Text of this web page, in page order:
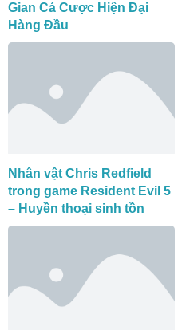
Gian Cá Cược Hiện Đại
Hàng Đầu
Nhân vật Chris Redfield
trong game Resident Evil 5
– Huyền thoại sinh tồn